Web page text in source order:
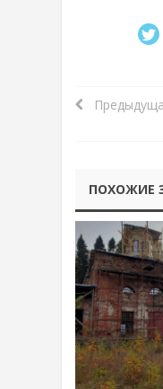
ПОХОЖИЕ